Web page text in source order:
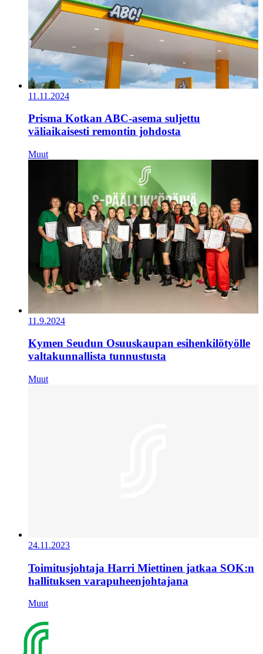
11.11.2024
Prisma Kotkan ABC-asema suljettu
väliaikaisesti remontin johdosta
Muut
11.9.2024
Kymen Seudun Osuuskaupan esihenkilötyölle
valtakunnallista tunnustusta
Muut
24.11.2023
Toimitusjohtaja Harri Miettinen jatkaa SOK:n
hallituksen varapuheenjohtajana
Muut